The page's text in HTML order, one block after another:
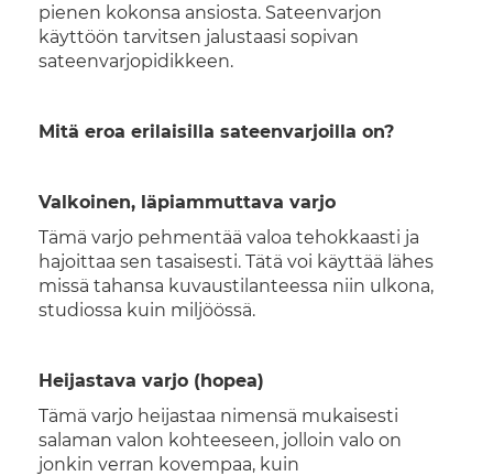
pienen kokonsa ansiosta. Sateenvarjon
käyttöön tarvitsen jalustaasi sopivan
sateenvarjopidikkeen.
Mitä eroa erilaisilla sateenvarjoilla on?
Valkoinen, läpiammuttava varjo
Tämä varjo pehmentää valoa tehokkaasti ja
hajoittaa sen tasaisesti. Tätä voi käyttää lähes
missä tahansa kuvaustilanteessa niin ulkona,
studiossa kuin miljöössä.
Heijastava varjo (hopea)
Tämä varjo heijastaa nimensä mukaisesti
salaman valon kohteeseen, jolloin valo on
jonkin verran kovempaa, kuin